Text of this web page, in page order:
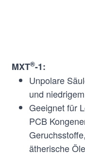
MXT®-1:
Unpolare
und
Geeignet für
PCB
ätherische